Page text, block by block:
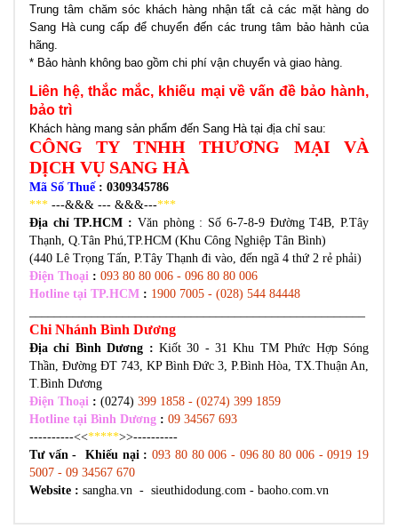
Trung tâm chăm sóc khách hàng nhận tất cả các mặt hàng do
Sang Hà cung cấp để chuyển đến các trung tâm bảo hành của
hãng.
* Bảo hành không bao gồm chi phí vận chuyển và giao hàng.
Liên hệ, thắc mắc, khiếu mại về vấn đề bảo hành,
bảo trì
Khách hàng mang sản phẩm đến Sang Hà tại địa chỉ sau:
CÔNG TY TNHH THƯƠNG MẠI VÀ
DỊCH VỤ SANG HÀ
Mã Số Thuế : 0309345786
*** ---&&& --- &&&---***
Địa chỉ TP.HCM : Văn phòng : Số 6-7-8-9 Đường T4B, P.Tây
Thạnh, Q.Tân Phú,TP.HCM (Khu Công Nghiệp Tân Bình)
(440 Lê Trọng Tấn, P.Tây Thạnh đi vào, đến ngã 4 thứ 2 rẻ phải)
Điện Thoại : 093 80 80 006 - 096 80 80 006
Hotline tại TP.HCM : 1900 7005 - (028) 544 84448
Chi Nhánh Bình Dương
Địa chỉ Bình Dương : Kiốt 30 - 31 Khu TM Phức Hợp Sóng
Thần, Đường ĐT 743, KP Bình Đức 3, P.Bình Hòa, TX.Thuận An,
T.Bình Dương
Điện Thoại : (0274) 399 1858 - (0274) 399 1859
Hotline tại Bình Dương : 09 34567 693
----------<<*****>>----------
Tư vấn - Khiếu nại : 093 80 80 006 - 096 80 80 006 - 0919 19
5007 - 09 34567 670
Website : sangha.vn - sieuthidodung.com - baoho.com.vn